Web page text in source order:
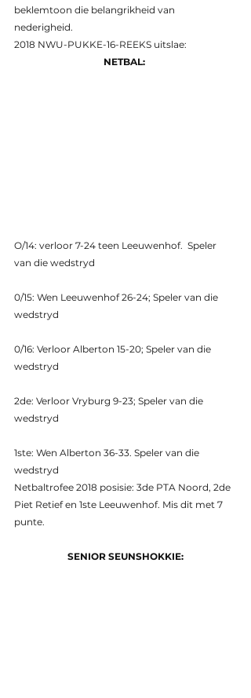
beklemtoon die belangrikheid van
nederigheid.
2018 NWU-PUKKE-16-REEKS uitslae:
NETBAL:
O/14: verloor 7-24 teen Leeuwenhof.  Speler
van die wedstryd
0/15: Wen Leeuwenhof 26-24; Speler van die
wedstryd
0/16: Verloor Alberton 15-20; Speler van die
wedstryd
2de: Verloor Vryburg 9-23; Speler van die
wedstryd
1ste: Wen Alberton 36-33. Speler van die
wedstryd
Netbaltrofee 2018 posisie: 3de PTA Noord, 2de
Piet Retief en 1ste Leeuwenhof. Mis dit met 7
punte.
SENIOR SEUNSHOKKIE: